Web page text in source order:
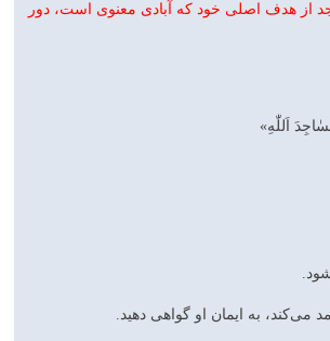
از هدف اصلى خود كه آبادى معنوى است، دور
اَللّٰهِ‌»
مى‌كند، به ايمان او گواهى دهيد.